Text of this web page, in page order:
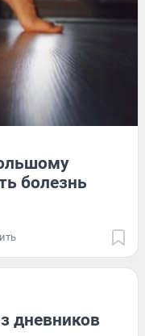
болезнь
дневников